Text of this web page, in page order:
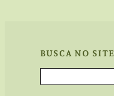
BUSCA NO SITE